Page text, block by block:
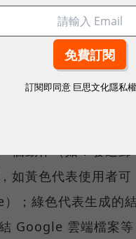
個動作（如：發送郵
如黃色代表使用者可
；綠色代表生成的
Google 雲端檔案等
訂閱即同意 巨思文化隱私